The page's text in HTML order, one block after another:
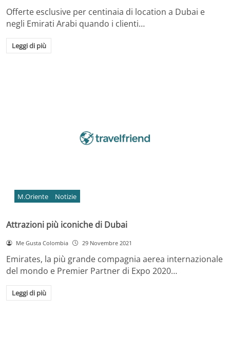
Offerte esclusive per centinaia di location a Dubai e
negli Emirati Arabi quando i clienti…
Leggi di più
M.Oriente Notizie
Attrazioni più iconiche di Dubai
Me Gusta Colombia 29 Novembre 2021
Emirates, la più grande compagnia aerea internazionale
del mondo e Premier Partner di Expo 2020…
Leggi di più